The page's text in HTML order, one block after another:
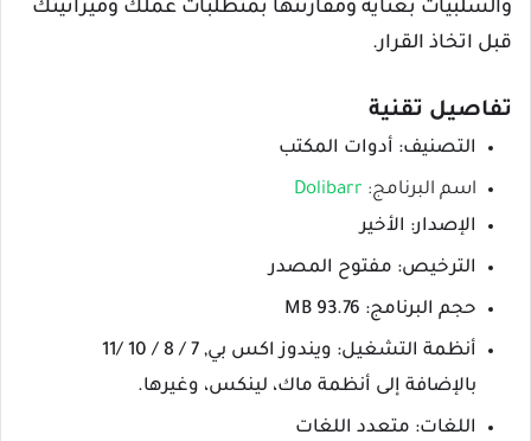
والسلبيات بعناية ومقارنتها بمتطلبات عملك وميزانيتك
قبل اتخاذ القرار.
تفاصيل تقنية
التصنيف: أدوات المكتب
اسم البرنامج: Dolibarr
الإصدار: الأخير
الترخيص: مفتوح المصدر
حجم البرنامج: 93.76 MB
أنظمة التشغيل: ويندوز اكس بي, 7 / 8 / 10 /11
بالإضافة إلى أنظمة ماك، لينكس، وغيرها.
اللغات: متعدد اللغات